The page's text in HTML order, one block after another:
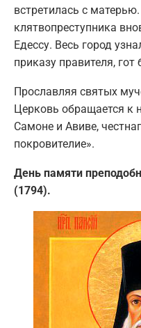
встретилась с
клятвопреступника
Едессу. Весь город
приказу правителя, гот
Прославляя святых
Церковь обращается к
Самоне и Авиве,
покровителие».
День памяти
(1794).